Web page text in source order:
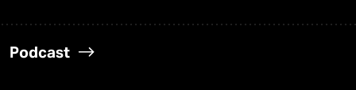
Podcast